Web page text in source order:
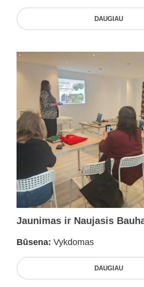
DAUGIAU
Jaunimas ir Naujasis
Būsena: Vykdomas
DAUGIAU